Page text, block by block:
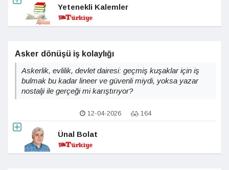
Yetenekli Kalemler
Asker dönüşü iş kolaylığı
Askerlik, evlilik, devlet dairesi: geçmiş kuşaklar için iş
bulmak bu kadar lineer ve güvenli miydi, yoksa yazar
nostalji ile gerçeği mi karıştırıyor?
12-04-2026 164
Ünal Bolat